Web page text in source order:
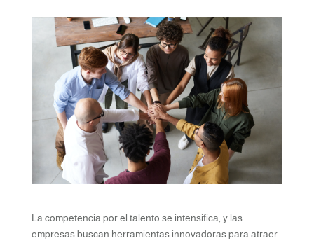
La competencia por el talento se intensifica, y las
empresas buscan herramientas innovadoras para atraer